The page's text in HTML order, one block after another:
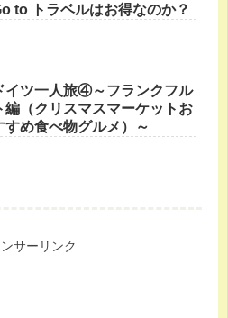
to トラベルはお得なのか？
イツ一人旅④～フランクフル
編（クリスマスマーケットお
すめ食べ物グルメ）～
サーリンク